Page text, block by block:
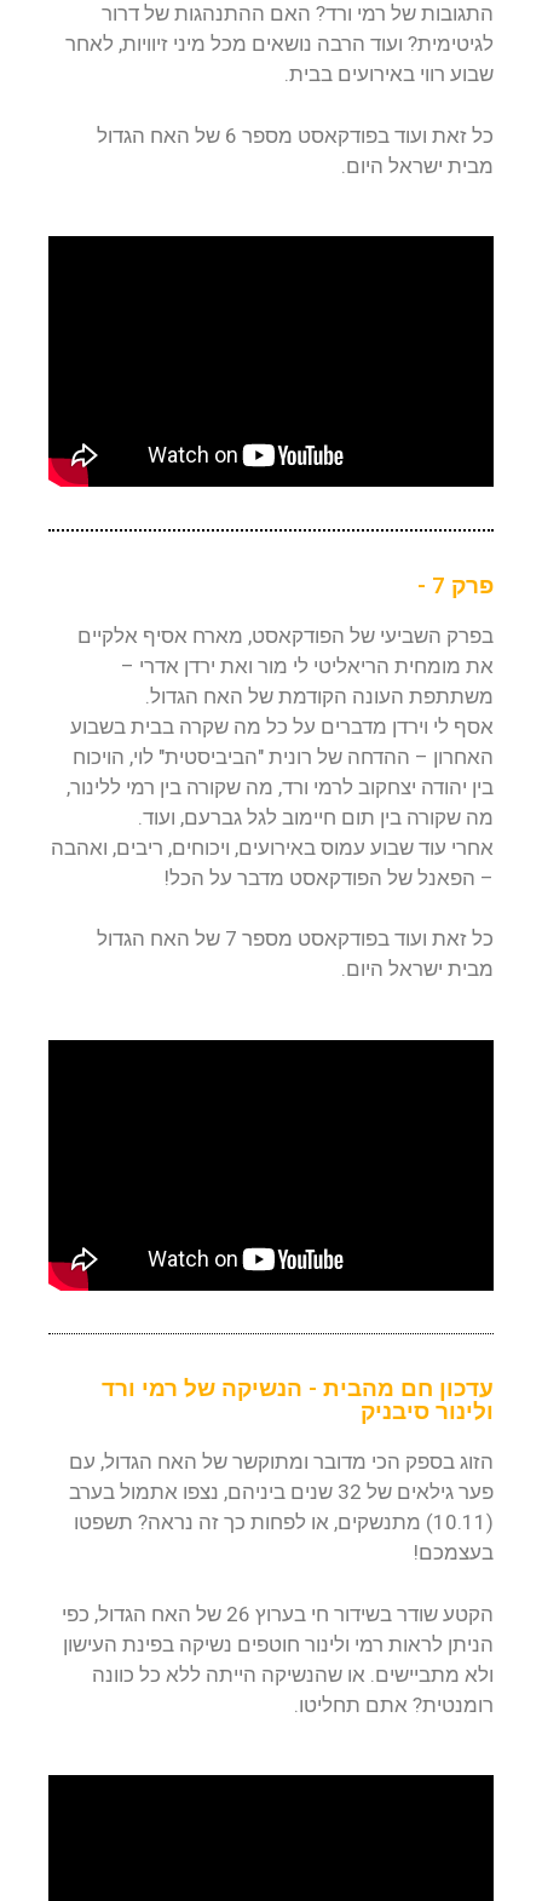
התגובות של רמי ורד? האם ההתנהגות של דרור
לגיטימית? ועוד הרבה נושאים מכל מיני זיוויות, לאחר
שבוע רווי באירועים בבית.
כל זאת ועוד בפודקאסט מספר 6 של האח הגדול
מבית ישראל היום.
פרק 7 -
בפרק השביעי של הפודקאסט, מארח אסיף אלקיים
את מומחית הריאליטי לי מור ואת ירדן אדרי –
משתתפת העונה הקודמת של האח הגדול.
אסף לי וירדן מדברים על כל מה שקרה בבית בשבוע
האחרון – ההדחה של רונית "הביביסטית" לוי, הויכוח
בין יהודה יצחקוב לרמי ורד, מה שקורה בין רמי ללינור,
מה שקורה בין תום חיימוב לגל גברעם, ועוד.
אחרי עוד שבוע עמוס באירועים, ויכוחים, ריבים, ואהבה
– הפאנל של הפודקאסט מדבר על הכל!
כל זאת ועוד בפודקאסט מספר 7 של האח הגדול
מבית ישראל היום.
עדכון חם מהבית - הנשיקה של רמי ורד
ולינור סיבניק
הזוג בספק הכי מדובר ומתוקשר של האח הגדול, עם
פער גילאים של 32 שנים ביניהם, נצפו אתמול בערב
(10.11) מתנשקים, או לפחות כך זה נראה? תשפטו
בעצמכם!
הקטע שודר בשידור חי בערוץ 26 של האח הגדול, כפי
הניתן לראות רמי ולינור חוטפים נשיקה בפינת העישון
ולא מתביישים. או שהנשיקה הייתה ללא כל כוונה
רומנטית? אתם תחליטו.